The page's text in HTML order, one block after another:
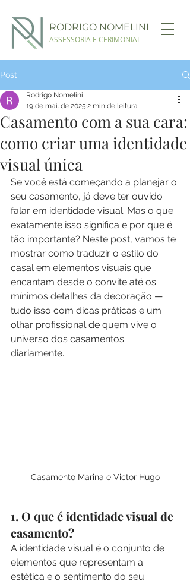
ASSESSORIA E CERIMONIAL
RODRIGO NOMELINI
Post
Casamento com a sua cara:
como criar uma identidade
visual única
Rodrigo Nomelini
19 de mai. de 2025 2 min de leitura
Se você está começando a planejar o
seu casamento, já deve ter ouvido
falar em identidade visual. Mas o que
exatamente isso significa e por que é
tão importante? Neste post, vamos te
mostrar como traduzir o estilo do
casal em elementos visuais que
encantam desde o convite até os
mínimos detalhes da decoração —
tudo isso com dicas práticas e um
olhar profissional de quem vive o
universo dos casamentos
diariamente.
Casamento Marina e Victor Hugo
1. O que é identidade visual de
casamento?
A identidade visual é o conjunto de
elementos que representam a
estética e o sentimento do seu